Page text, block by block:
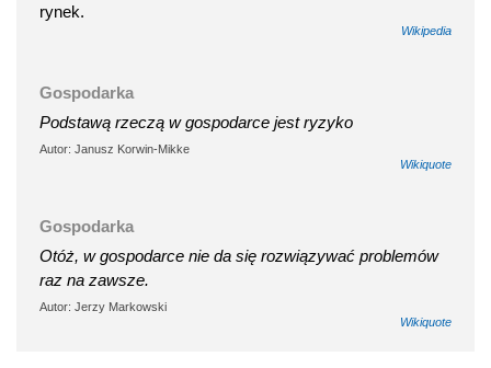
rynek.
Wikipedia
Gospodarka
Podstawą rzeczą w gospodarce jest ryzyko
Autor: Janusz Korwin-Mikke
Wikiquote
Gospodarka
Otóż, w gospodarce nie da się rozwiązywać problemów
raz na zawsze.
Autor: Jerzy Markowski
Wikiquote